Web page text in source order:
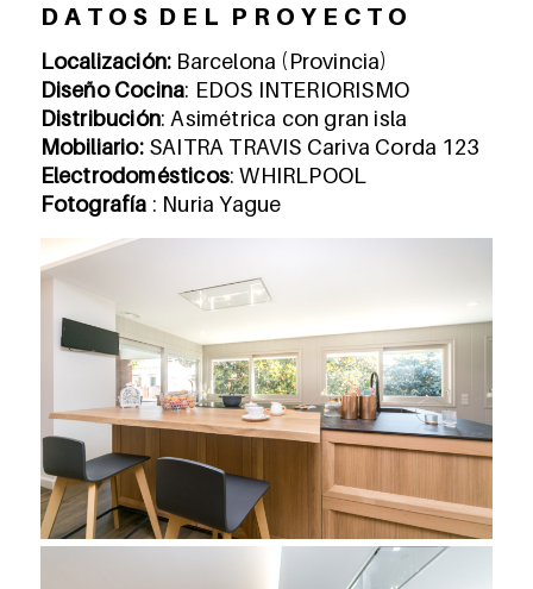
D A T O S D E L P R O Y E C T O
Localización: Barcelona (Provincia)
Diseño Cocina: EDOS INTERIORISMO
Distribución: Asimétrica con gran isla
Mobiliario:SAITRA TRAVIS Cariva Corda 123
Electrodomésticos: WHIRLPOOL
Fotografía : Nuria Yague